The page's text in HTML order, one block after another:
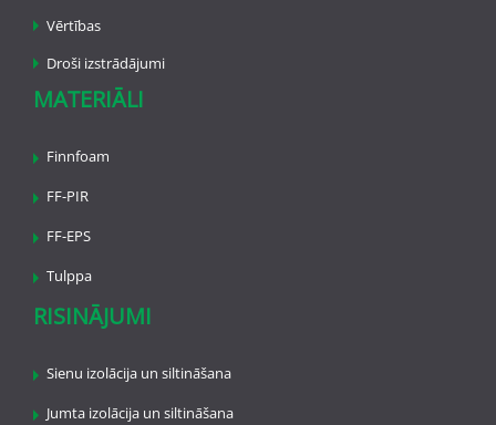
Vērtības
Droši izstrādājumi
MATERIĀLI
Finnfoam
FF-PIR
FF-EPS
Tulppa
RISINĀJUMI
Sienu izolācija un siltināšana
Jumta izolācija un siltināšana